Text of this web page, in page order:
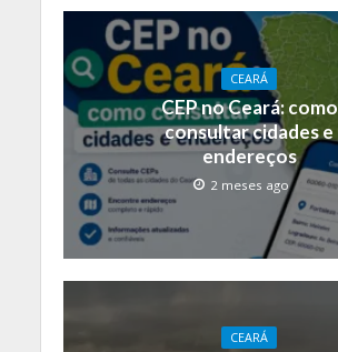
CEARÁ
CEP no Ceará: como
consultar cidades e
endereços
2 meses ago
CEARÁ